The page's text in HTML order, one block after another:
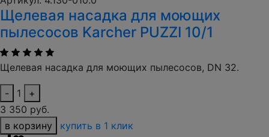
Щелевая насадка для моющих
пылесосов Karcher PUZZI 10/1
Щелевая насадка для моющих пылесосов, DN 32.
- 1
+
3 350 руб.
в корзину
купить в 1 клик